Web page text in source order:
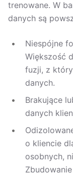
trenowane. W
danych są
Niespójne
Większość
fuzji, z
danych.
Brakujące
danych
o kliencie
osobnych,